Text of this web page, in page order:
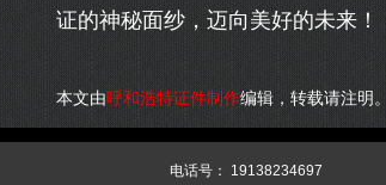
证的神秘面纱，迈向美好的未来！
本文由呼和浩特证件制作编辑，转载请注明。
电话号： 19138234697